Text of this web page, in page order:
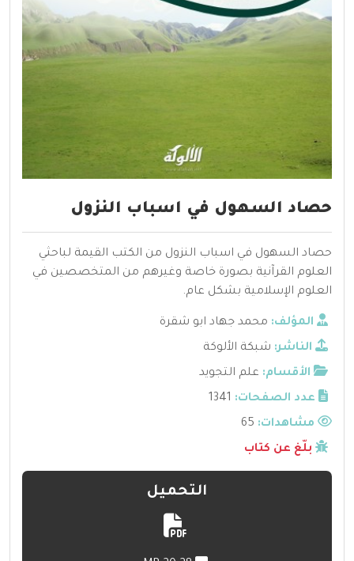
حصاد السهول في اسباب النزول
حصاد السهول في اسباب النزول من الكتب القيمة لباحثي
العلوم القرآنية بصورة خاصة وغيرهم من المتخصصين في
العلوم الإسلامية بشكل عام.
المؤلف: محمد جهاد ابو شقرة
الناشر: شبكة الألوكة
الأقسام: علم التجويد
عدد الصفحات: 1341
مشاهدات:
بلّغ عن كتاب
التحميل